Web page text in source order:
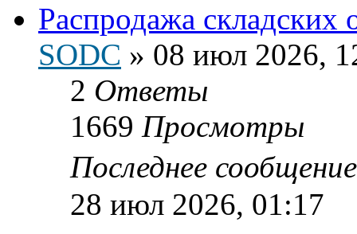
Распродажа складских
SODC » 08 июл 2026,
2 Ответы
1669 Просмотры
Последнее
28 июл 2026, 01:17